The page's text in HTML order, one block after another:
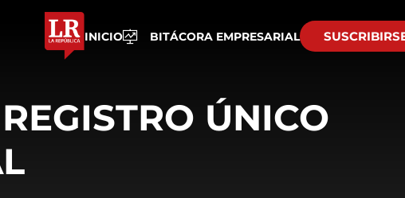
INICIO BITÁCORA EMPRESARIAL
ÚNICO